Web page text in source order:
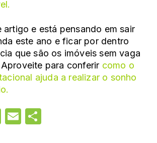
artigo e está pensando em sair
este ano e ficar por dentro
que são os imóveis sem vaga
para conferir como o
ajuda a realizar o sonho
Pinterest
Email